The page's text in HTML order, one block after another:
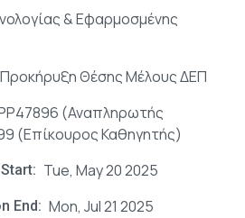
& Εφαρμοσμένης
Προκήρυξη Θέσης Μέλους ΔΕΠ
(Αναπληρωτής
(Επίκουρος Καθηγητής)
Tue, May 20 2025
End Mon, Jul 21 2025